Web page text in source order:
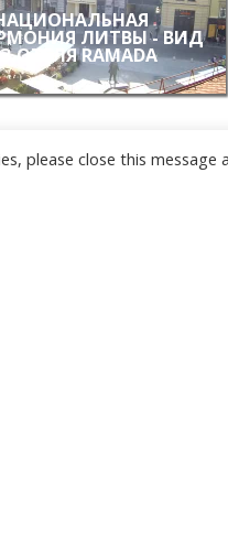
ЛИТВЫ - ВИД
ОТЕЛЯ RAMADA
please close this message